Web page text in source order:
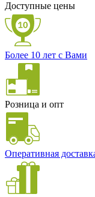
Доступные цены
Более 10 лет с Вами
Розница и опт
Оперативная